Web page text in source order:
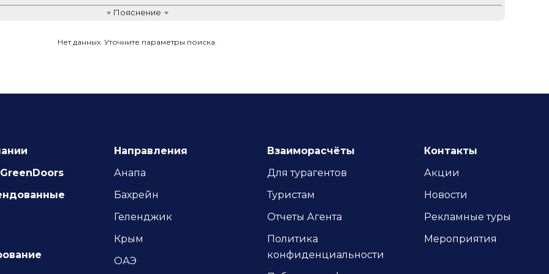
Пояснение
Нет данных. Уточните параметры поиска.
Направления
Анапа
Бахрейн
Геленджик
Крым
ОАЭ
Взаиморасчёты
Для турагентов
Туристам
Отчеты Агента
Политика
конфиденциальности
Контакты
Акции
Новости
Рекламные туры
Мероприятия